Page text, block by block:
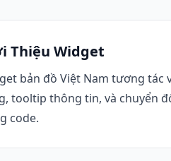
Thiệu Widget
bản đồ Việt Nam tương tác
tooltip thông tin, và chuyển
code.